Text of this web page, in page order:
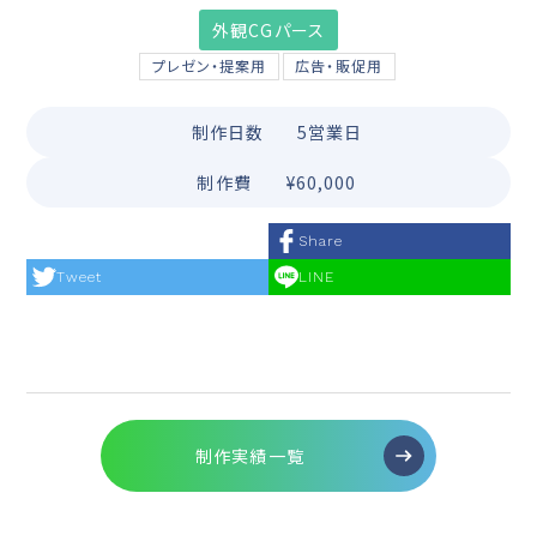
外観CGパース
プレゼン・提案用 広告・販促用
制作日数 5営業日
制作費 ¥60,000
Share
Tweet LINE
制作実績一覧